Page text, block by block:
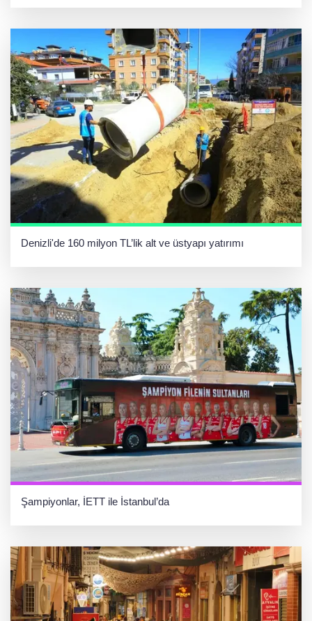
Denizli'de 160 milyon TL’lik alt ve üstyapı yatırımı
Şampiyonlar, İETT ile İstanbul’da